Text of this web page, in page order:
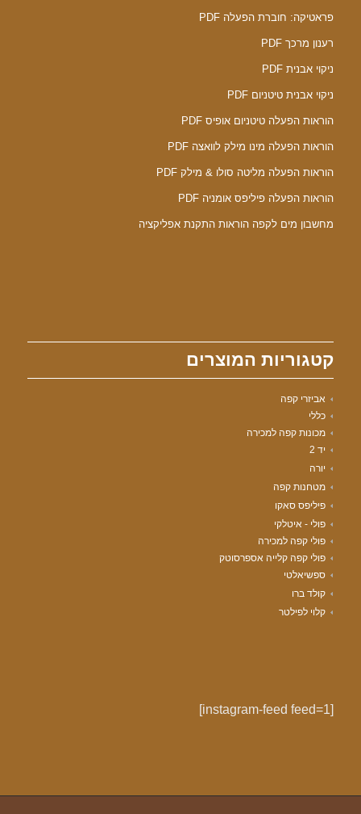
פראטיקה: חוברת הפעלה PDF
רענון מרכך PDF
ניקוי אבנית PDF
ניקוי אבנית טיטניום PDF
הוראות הפעלה טיטניום אופיס PDF
הוראות הפעלה מינו מילק לוואצה PDF
הוראות הפעלה מליטה סולו & מילק PDF
הוראות הפעלה פיליפס אומניה PDF
מחשבון מים לקפה הוראות התקנת אפליקציה
קטגוריות המוצרים
אביזרי קפה
כללי
מכונות קפה למכירה
יד 2
יורה
מטחנות קפה
פיליפס סאקו
פולי - איטלקי
פולי קפה למכירה
פולי קפה קלייה אספרסוטק
ספשיאלטי
קולד ברו
קלוי לפילטר
[instagram-feed feed=1]